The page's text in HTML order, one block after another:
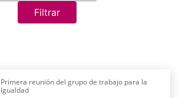
Filtrar
Primera reunión del grupo de trabajo para la
Igualdad